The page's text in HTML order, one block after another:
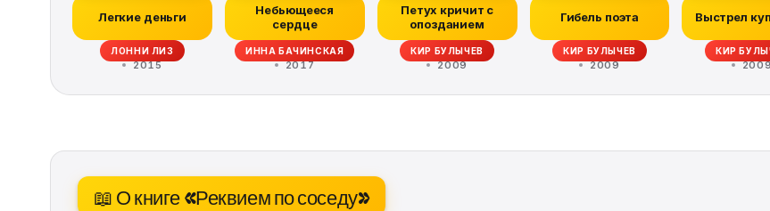
Легкие деньги
ЛОННИ ЛИЗ
2015
Небьющееся
сердце
ИННА БАЧИНСКАЯ
2017
Петух кричит с
опозданием
КИР БУЛЫЧЕВ
2009
Гибель поэта
КИР БУЛЫЧЕВ
2009
Выстрел
КИР
📖 О книге «Реквием по соседу»